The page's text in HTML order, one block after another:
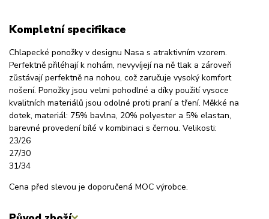
Kompletní specifikace
Chlapecké ponožky v designu Nasa s atraktivním vzorem.
Perfektně přiléhají k nohám, nevyvíjejí na ně tlak a zároveň
zůstávají perfektně na nohou, což zaručuje vysoký komfort
nošení. Ponožky jsou velmi pohodlné a díky použití vysoce
kvalitních materiálů jsou odolné proti praní a tření. Měkké na
dotek, materiál: 75% bavlna, 20% polyester a 5% elastan,
barevné provedení bílé v kombinaci s černou. Velikosti:
23/26
27/30
31/34
Cena před slevou je doporučená MOC výrobce.